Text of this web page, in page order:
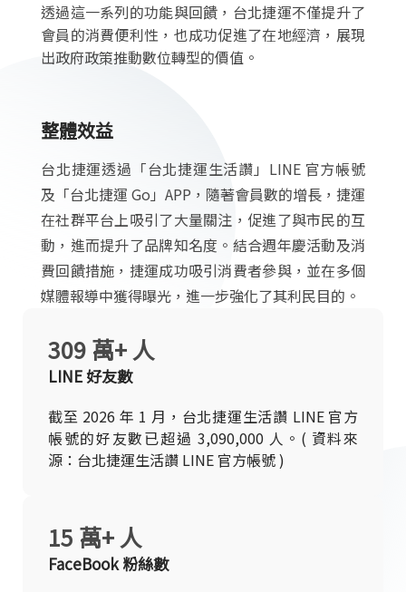
透過這一系列的功能與回饋，台北捷運不僅提升了
會員的消費便利性，也成功促進了在地經濟，展現
出政府政策推動數位轉型的價值。
整體效益
台北捷運透過「台北捷運生活讚」LINE 官方帳號
及「台北捷運 Go」APP，隨著會員數的增長，捷運
在社群平台上吸引了大量關注，促進了與市民的互
動，進而提升了品牌知名度。結合週年慶活動及消
費回饋措施，捷運成功吸引消費者參與，並在多個
媒體報導中獲得曝光，進一步強化了其利民目的。
LINE 好友數
截至 2026 年 1 月，台北捷運生活讚 LINE 官方
帳號的好友數已超過 3,090,000 人。( 資料來
源：台北捷運生活讚 LINE 官方帳號 )
309 萬+ 人
FaceBook 粉絲數
15 萬+ 人